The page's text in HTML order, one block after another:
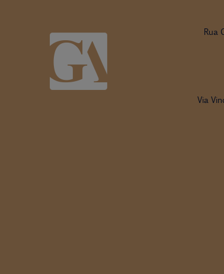
Rua
Via